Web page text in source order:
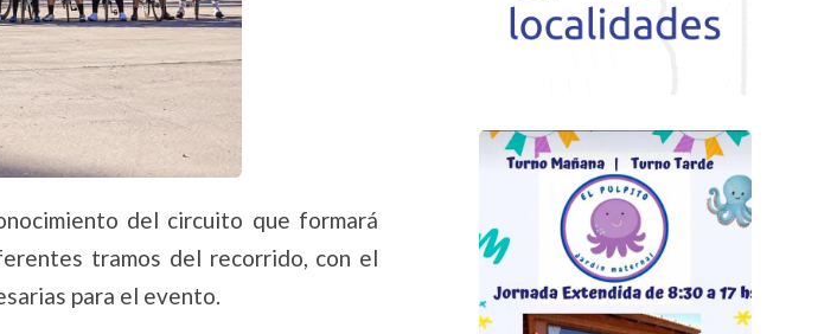
del circuito que formará
tramos del recorrido, con el
para el evento.